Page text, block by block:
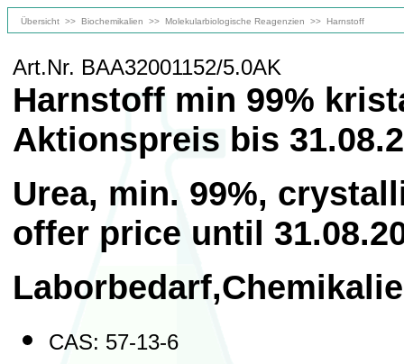
Übersicht >> Biochemikalien >> Molekularbiologische Reagenzien >> Harnstoff
Art.Nr. BAA32001152/5.0AK
Harnstoff min 99%
Aktionspreis bis
Urea, min. 99%,
offer price until
CAS: 57-13-6